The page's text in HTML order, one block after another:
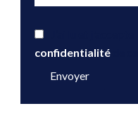
confidentialité
Envoyer